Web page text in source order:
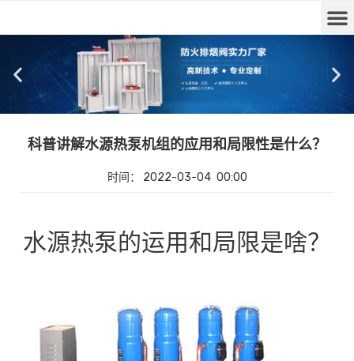
科普讲解水源热泵机组的应用和局限性是什么？
时间： 2022-03-04 00:00
水源热泵的运用和局限是啥？